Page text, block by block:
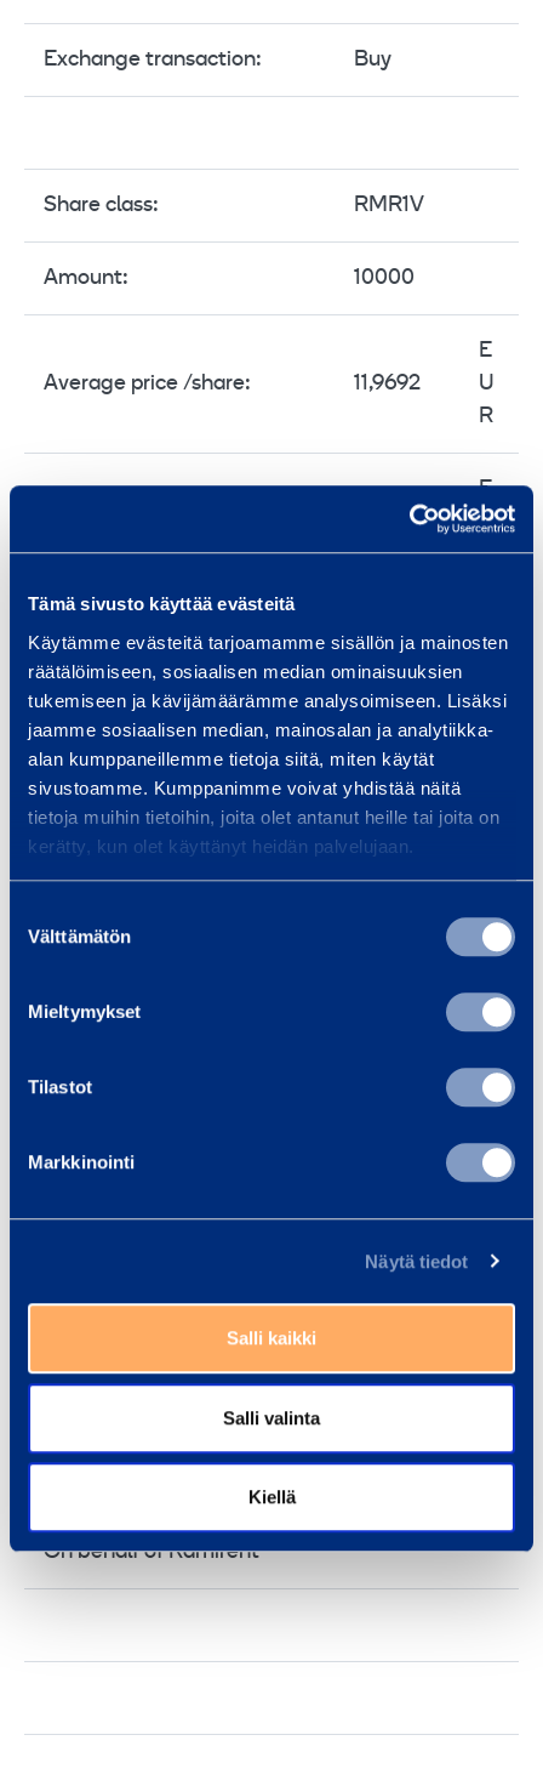
Tämä sivusto käyttää evästeitä
Käytämme evästeitä tarjoamamme sisällön ja mainosten
räätälöimiseen, sosiaalisen median ominaisuuksien
tukemiseen ja kävijämäärämme analysoimiseen. Lisäksi
jaamme sosiaalisen median, mainosalan ja analytiikka-
alan kumppaneillemme tietoja siitä, miten käytät
sivustoamme. Kumppanimme voivat yhdistää näitä
tietoja muihin tietoihin, joita olet antanut heille tai joita on
kerätty, kun olet käyttänyt heidän palvelujaan.
valinta
Välttämätön
Mieltymykset
Tilastot
Markkinointi
Näytä tiedot
Salli kaikki
Salli valinta
Kiellä
Exchange transaction: Buy
Share class: RMR1V
Amount: 10000
Average price /share: 11,9692
E
U
R
12,0700
E
U
R
Lowest price /share: 11,6600
R
Total price:
119692,0
0
R
(COMPANY NAME) on
On behalf of Ramirent